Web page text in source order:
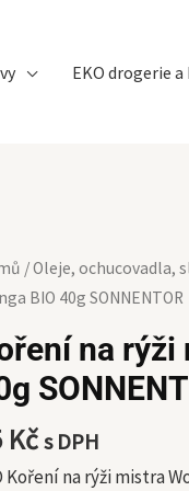
EKO drogerie
/Oleje, ochucovadla,
BIO 40g SONNENTOR
na rýži
Kčs DPH
Koření na rýži mistra